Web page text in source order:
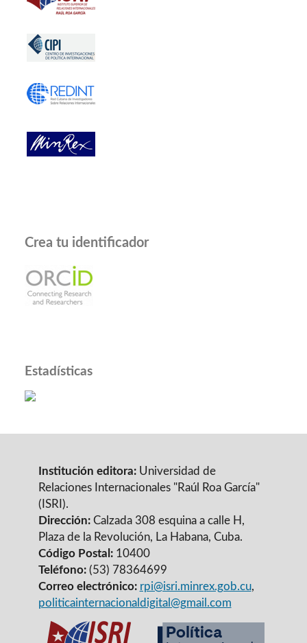
Crea tu identificador
Estadísticas
Institución editora:Universidad de
Relaciones Internacionales "Raúl Roa García"
(ISRI).
Dirección:Calzada 308 esquina a calle H,
Plaza de la Revolución, La Habana, Cuba.
Código Postal:10400
Teléfono:(53) 78364699
Correo electrónico: rpi@isri.minrex.gob.cu,
politicainternacionaldigital@gmail.com